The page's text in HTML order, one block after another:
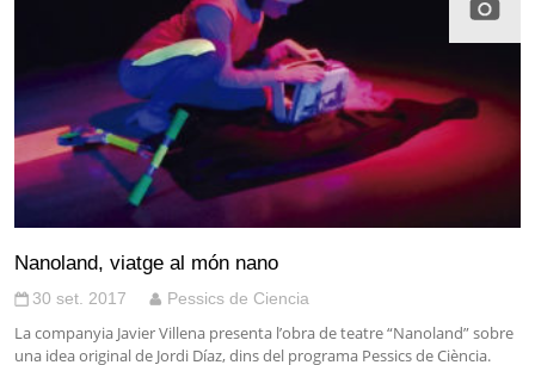
Nanoland, viatge al món nano
30 set. 2017 Pessics de Ciencia
La companyia Javier Villena presenta l’obra de teatre “Nanoland” sobre
una idea original de Jordi Díaz, dins del programa Pessics de Ciència.